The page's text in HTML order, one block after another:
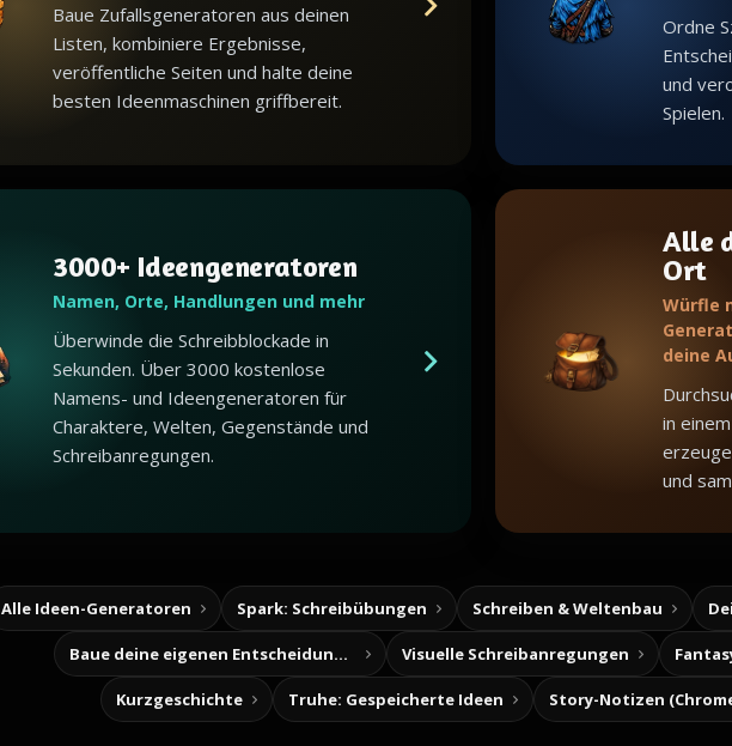
Baue Zufallsgeneratoren aus deinen
Listen, kombiniere Ergebnisse,
veröffentliche Seiten und halte deine
besten Ideenmaschinen griffbereit.
Ordne
und
Spielen.
3000+ Ideengeneratoren
Namen, Orte, Handlungen und mehr
Überwinde die Schreibblockade in
Sekunden. Über 3000 kostenlose
Namens- und Ideengeneratoren für
Charaktere, Welten, Gegenstände und
Schreibanregungen.
Alle
Ort
Würfle
deine
in
und
Alle Ideen-Generatoren Spark: Schreibübungen Schreiben & Weltenbau
Baue deine eigenen Entscheidungsabenteuer Visuelle Schreibanregungen
Kurzgeschichte Truhe: Gespeicherte Ideen